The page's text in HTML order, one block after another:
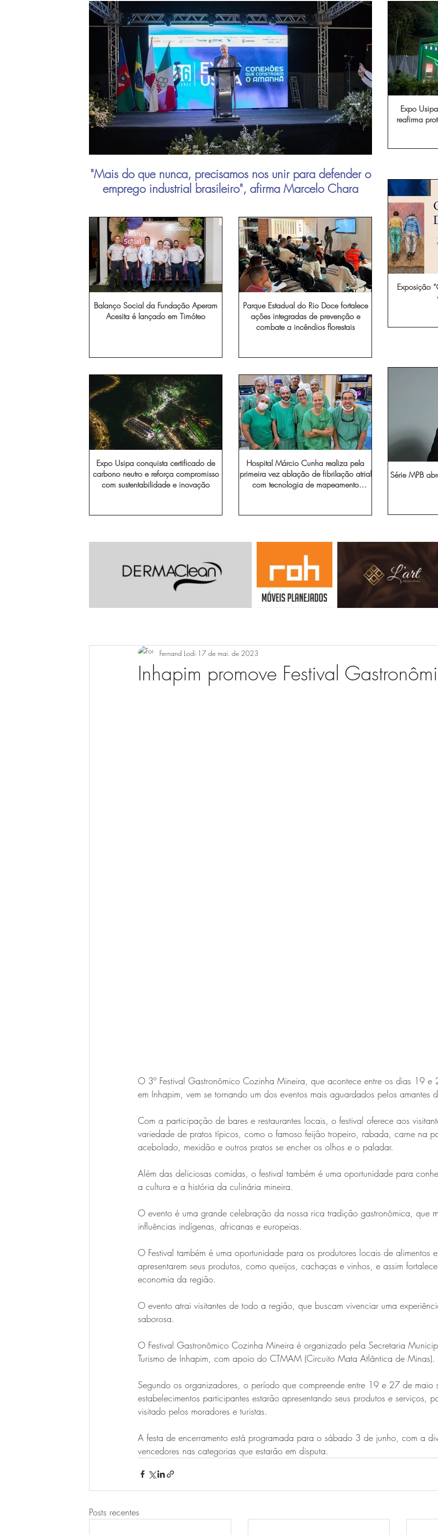
"Mais do que nunca, precisamos nos unir para defender o
emprego industrial brasileiro", afirma Marcelo Chara
viagens
Balanço Social da Fundação Aperam
Acesita é lançado em Timóteo
Parque Estadual do Rio Doce fortalece
ações integradas de prevenção e
combate a incêndios florestais
Expo
reafirma
Exposição
Expo Usipa conquista certificado de
carbono neutro e reforça compromisso
com sustentabilidade e inovação
Hospital Márcio Cunha realiza pela
primeira vez ablação de fibrilação atrial
com tecnologia de mapeamento
Série MPB
Inhapim promove Festival
Fernand Lodi 17 de mai. de 2023
O 3º Festival Gastronômico Cozinha Mineira, que acontece entre os dias 19 e
em Inhapim, vem se tornando um dos eventos mais aguardados pelos
Com a participação de bares e restaurantes locais, o festival oferece aos
variedade de pratos típicos, como o famoso feijão tropeiro, rabada, carne na
acebolado, mexidão e outros pratos se encher os olhos e o paladar.
Além das deliciosas comidas, o festival também é uma oportunidade para
a cultura e a história da culinária mineira.
O evento é uma grande celebração da nossa rica tradição gastronômica, que
influências indígenas, africanas e europeias.
O Festival também é uma oportunidade para os produtores locais de alimentos
apresentarem seus produtos, como queijos, cachaças e vinhos, e assim
economia da região.
O evento atrai visitantes de todo a região, que buscam vivenciar uma
saborosa.
O Festival Gastronômico Cozinha Mineira é organizado pela Secretaria
Turismo de Inhapim, com apoio do CTMAM (Circuito Mata Atlântica de Minas).
Segundo os organizadores, o período que compreende entre 19 e 27 de maio
estabelecimentos participantes estarão apresentando seus produtos e serviços,
visitado pelos moradores e turistas.
A festa de encerramento está programada para o sábado 3 de junho, com a
vencedores nas categorias que estarão em disputa.
Posts recentes